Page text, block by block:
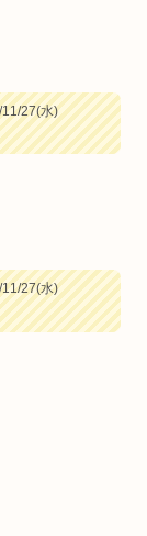
27(水)
27(水)